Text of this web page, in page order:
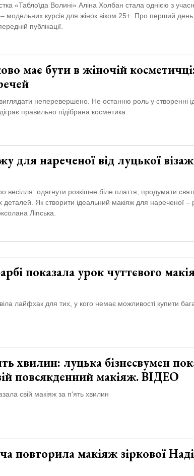
«Таблоїда Волині» Аліна Холбан стала однією з
модельних курсів для жінок віком 25+. Про перший день
публікації.
має бути в жіночій
неперевершено. Не останню роль у створенні
правильно підібрана косметика.
для нареченої від луцької
весілля: одягнути розкішне біле плаття, продумати
Як створити ідеальний макіяж для нареченої –
Ліпська.
показала урок чуттєвого
лайфхак для тих, у кого немає можливості купити
хвилин: луцька бізнесвумен
повсякденний макіяж. ВІДЕО
свій макіяж за п'ять хвилин
повторила макіяж зіркової Наді